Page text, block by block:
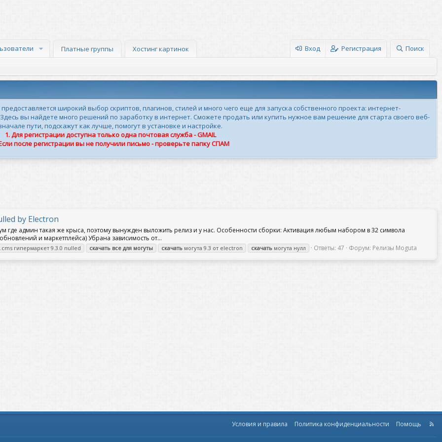
Платные группы Хостинг картинок Вход Регистрация Поиск
широкий выбор скриптов, плагинов, стилей и много чего еще для запуска собственного проекта: интернет-
вы найдете много решений по заработку в интернет. Сможете продать или купить нужное вам решение для старта своего веб-
пути, подскажут как лучше, помогут в установке и настройке.
1. Для регистрации доступна только одна почтовая служба - GMAIL
после регистрации вы не получили письмо - проверьте папку СПАМ
by Electron
где админ такая же крыса, поэтому вынужден выложить релиз и у нас. Особенности сборки: Активация любым набором в 32 символа
и маркетплейса) Убрана зависимость от...
гипермаркет 9.3.0 nulled скачать все для могуты скачать могута 9.3 от electron скачать могута нулл Ответы: 47 Форум: Релизы Moguta
Условия и правила Политика конфиденциальности Помощь
R